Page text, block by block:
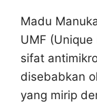
Madu
UMF
sifat
disebabkan
yang mirip